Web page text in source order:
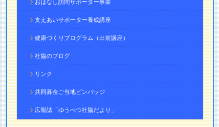
おはなし訪問サポーター事業
支えあいサポーター養成講座
健康づくりプログラム（出前講座）
社協のブログ
リンク
共同募金ご当地ピンバッジ
広報誌「ゆうべつ社協だより」